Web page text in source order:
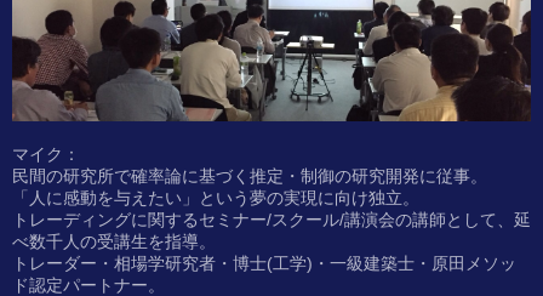
マイク：
民間の研究所で確率論に基づく推定・制御の研究開発に従事。
「人に感動を与えたい」という夢の実現に向け独立。
トレーディングに関するセミナー/スクール/講演会の講師として、延
べ数千人の受講生を指導。
トレーダー・相場学研究者・博士(工学)・一級建築士・原田メソッ
ド認定パートナー。